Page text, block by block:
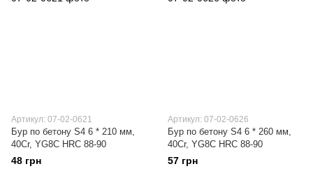
Артикул: 07-02-0621
Бур по бетону S4 6 * 210 мм,
40Cr, YG8C HRC 88-90
48 грн
Артикул: 07-02-0626
Бур по бетону S4 6 * 260 мм,
40Cr, YG8C HRC 88-90
57 грн